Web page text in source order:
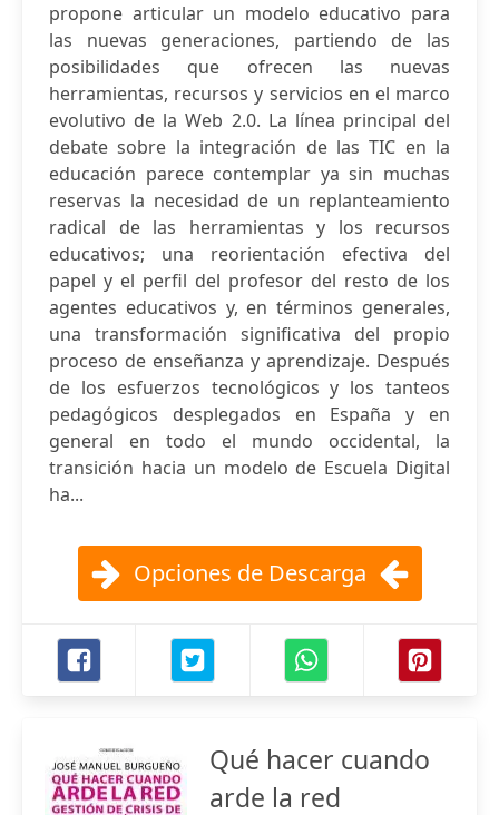
propone articular un modelo educativo para
las nuevas generaciones, partiendo de las
posibilidades que ofrecen las nuevas
herramientas, recursos y servicios en el marco
evolutivo de la Web 2.0. La línea principal del
debate sobre la integración de las TIC en la
educación parece contemplar ya sin muchas
reservas la necesidad de un replanteamiento
radical de las herramientas y los recursos
educativos; una reorientación efectiva del
papel y el perfil del profesor del resto de los
agentes educativos y, en términos generales,
una transformación significativa del propio
proceso de enseñanza y aprendizaje. Después
de los esfuerzos tecnológicos y los tanteos
pedagógicos desplegados en España y en
general en todo el mundo occidental, la
transición hacia un modelo de Escuela Digital
ha...
Opciones de Descarga
Qué hacer cuando
arde la red